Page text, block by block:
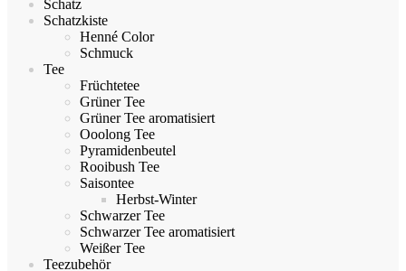
Schatz
Schatzkiste
Henné Color
Schmuck
Tee
Früchtetee
Grüner Tee
Grüner Tee aromatisiert
Ooolong Tee
Pyramidenbeutel
Rooibush Tee
Saisontee
Herbst-Winter
Schwarzer Tee
Schwarzer Tee aromatisiert
Weißer Tee
Teezubehör